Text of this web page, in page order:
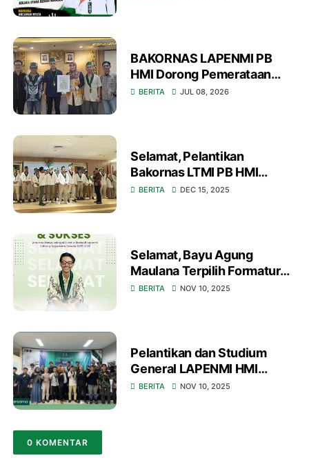
BAKORNAS LAPENMI PB
HMI Dorong Pemerataan
Akses Pendidikan Nasional
BERITA JUL 08, 2026
Selamat, Pelantikan
Bakornas LTMI PB HMI
Periode 2025-2027 di
BERITA DEC 15, 2025
Selamat, Bayu Agung
Maulana Terpilih Formatur
Direktur Eksekutif LAPENMI
BERITA NOV 10, 2025
Pelantikan dan Studium
General LAPENMI HMI
Cabang Bandung: Awali
BERITA NOV 10, 2025
0 KOMENTAR